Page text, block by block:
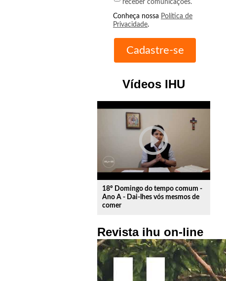
receber comunicações.
Conheça nossa Política de
Privacidade.
Vídeos IHU
play_circle_outline
18º Domingo do tempo comum -
Ano A - Dai-lhes vós mesmos de
comer
Revista ihu on-line